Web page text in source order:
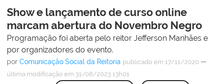
Show e lançamento de curso online
marcam abertura do Novembro Negro
Programação foi aberta pelo reitor Jefferson Manhães e
por organizadores do evento.
por Comunicação Social da Reitoria publicado em 17/11/2020 —
última modificação em 31/08/2023 13h01